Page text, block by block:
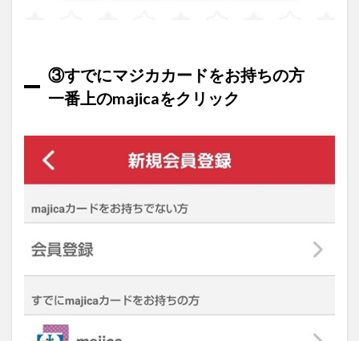
③すでにマジカカードをお持ちの方
一番上のmajicaをクリック